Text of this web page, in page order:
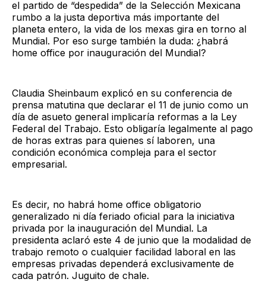
el partido de “despedida” de la Selección Mexicana
rumbo a la justa deportiva más importante del
planeta entero, la vida de los mexas gira en torno al
Mundial. Por eso surge también la duda: ¿habrá
home office por inauguración del Mundial?
Claudia Sheinbaum explicó en su conferencia de
prensa matutina que declarar el 11 de junio como un
día de asueto general implicaría reformas a la Ley
Federal del Trabajo. Esto obligaría legalmente al pago
de horas extras para quienes sí laboren, una
condición económica compleja para el sector
empresarial.
Es decir, no habrá home office obligatorio
generalizado ni día feriado oficial para la iniciativa
privada por la inauguración del Mundial. La
presidenta aclaró este 4 de junio que la modalidad de
trabajo remoto o cualquier facilidad laboral en las
empresas privadas dependerá exclusivamente de
cada patrón. Juguito de chale.